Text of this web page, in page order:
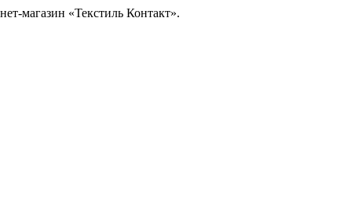
магазин «Текстиль Контакт».